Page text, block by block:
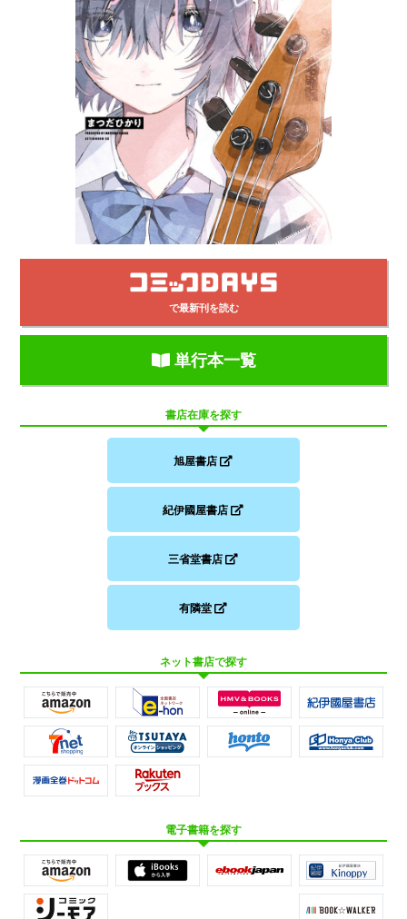
で最新刊を読む
単行本一覧
書店在庫を探す
旭屋書店
紀伊國屋書店
三省堂書店
有隣堂
ネット書店で探す
電子書籍を探す